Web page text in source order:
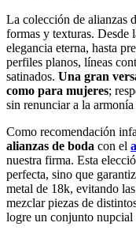
La colección de alianzas
formas y texturas. Desde
elegancia eterna, hasta
perfiles planos, líneas
satinados. Una gran
como para mujeres;
sin renunciar a la
Como recomendación
alianzas de boda con el
nuestra firma. Esta
perfecta, sino que
metal de 18k, evitando
mezclar piezas de
logre un conjunto